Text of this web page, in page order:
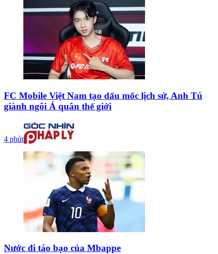
FC Mobile Việt Nam tạo dấu mốc lịch sử, Anh Tú
giành ngôi Á quân thế giới
4 phút
Nước đi táo bạo của Mbappe